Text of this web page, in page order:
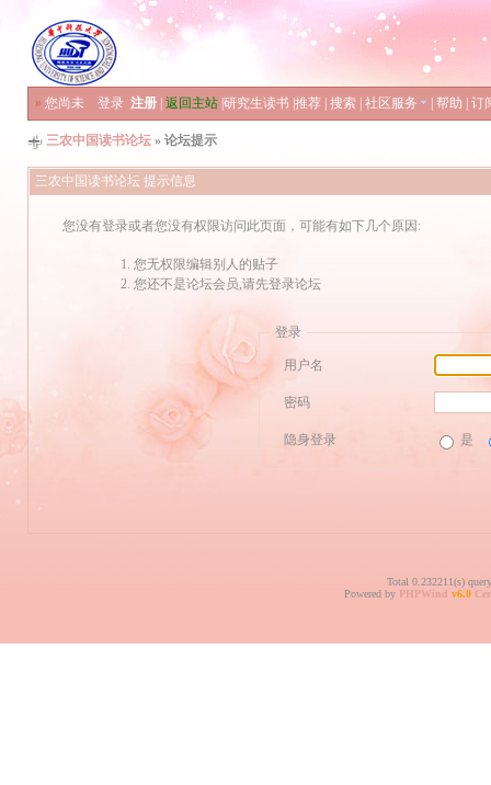
» 您尚未 登录 注册 返回主站 研究生读书 推荐 搜索 社区服务 帮助 订
三农中国读书论坛 » 论坛提示
三农中国读书论坛 提示信息
您没有登录或者您没有权限访问此页面，可能有如下几个原因:
您无权限编辑别人的贴子
您还不是论坛会员,请先登录论坛
登录
用户名
密码
隐身登录 是
Total 0.232211(s)
Powered by PHPWind v6.0